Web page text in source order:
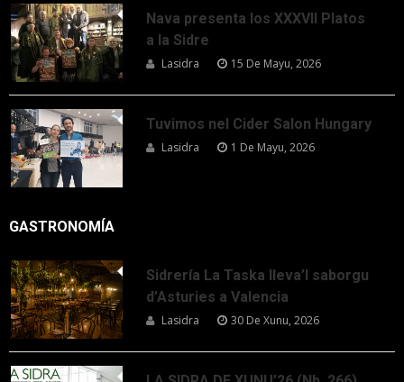
Nava presenta los XXXVII Platos
a la Sidre
Lasidra 15 De Mayu, 2026
Tuvimos nel Cider Salon Hungary
Lasidra 1 De Mayu, 2026
GASTRONOMÍA
Sidrería La Taska lleva’l saborgu
d’Asturies a Valencia
Lasidra 30 De Xunu, 2026